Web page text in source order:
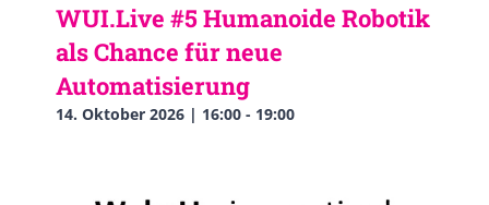
WUI.Live #5 Humanoide Robotik
als Chance für neue
Automatisierung
14. Oktober 2026 | 16:00 - 19:00